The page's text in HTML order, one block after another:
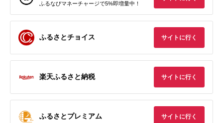
ふるなびマネーチャージで5%即増量中！
ふるさとチョイス サイトに行く
楽天ふるさと納税 サイトに行く
ふるさとプレミアム サイトに行く